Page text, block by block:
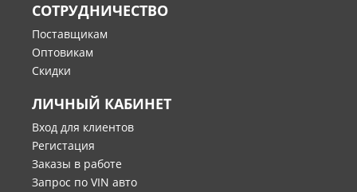
СОТРУДНИЧЕСТВО
Поставщикам
Оптовикам
Скидки
ЛИЧНЫЙ КАБИНЕТ
Вход для клиентов
Регистация
Заказы в работе
Запрос по VIN авто